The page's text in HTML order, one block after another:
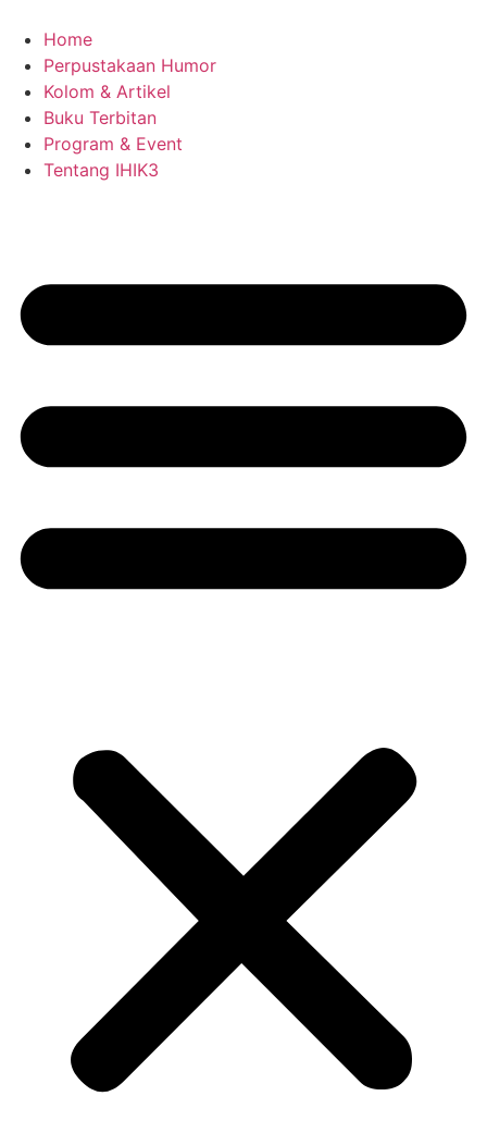
content
Home
Perpustakaan Humor
Kolom & Artikel
Buku Terbitan
Program & Event
Tentang IHIK3